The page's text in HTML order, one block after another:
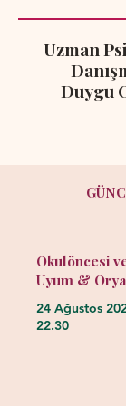
Uzman
Duygu
Okulöncesi
Uyum &
24 Ağustos
22.30